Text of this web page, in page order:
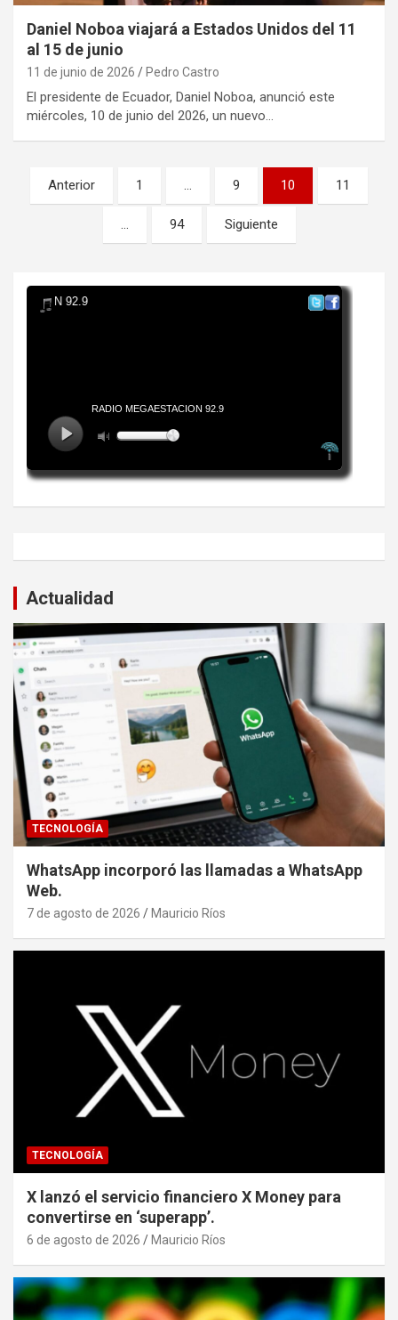
Daniel Noboa viajará a Estados Unidos del 11
al 15 de junio
11 de junio de 2026 Pedro Castro
El presidente de Ecuador, Daniel Noboa, anunció este
miércoles, 10 de junio del 2026, un nuevo…
Paginación
de
Anterior 1 … 9 10 11
… 94 Siguiente
Actualidad
TECNOLOGÍA
WhatsApp incorporó las llamadas a WhatsApp
Web.
7 de agosto de 2026 Mauricio Ríos
TECNOLOGÍA
X lanzó el servicio financiero X Money para
convertirse en ‘superapp’.
6 de agosto de 2026 Mauricio Ríos